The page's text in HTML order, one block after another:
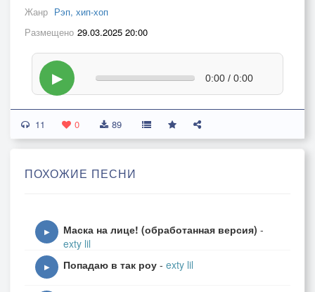
Жанр Рэп, хип-хоп
Размещено 29.03.2025 20:00
▶ 0:00 / 0:00
11 0 89
ПОХОЖИЕ ПЕСНИ
▶ Маска на лице! (обработанная версия) -
exty lil
▶ Попадаю в так роу - exty lil